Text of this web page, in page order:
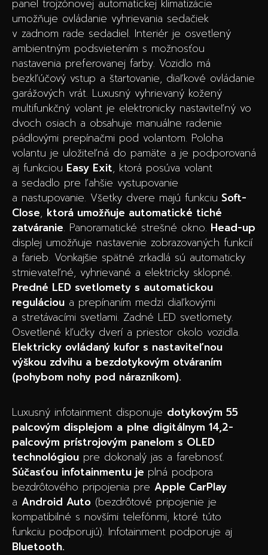
panel trojzónovej automatickej klimatizácie
umožňuje ovládanie vyhrievania sedačiek
v zadnom rade sedadiel. Interiér je osvetlený
ambientným podsvietením s možnosťou
nastavenia preferovanej farby. Vozidlo má
bezkľúčový vstup a štartovanie, diaľkové ovládanie
garážových vrát. Luxusný vyhrievaný kožený
multifunkčný volant je elektronicky nastaviteľný vo
dvoch osiach a obsahuje manuálne radenie
pádlovými prepínačmi pod volantom. Poloha
volantu je uložiteľná do pamäte a je podporovaná
aj funkciou Easy Exit, ktorá posúva volant
a sedadlo pre ľahšie vystupovanie
a nastupovanie. Všetky dvere majú funkciu Soft-
Close, ktorá umožňuje automatické tiché
zatváranie. Panoramatické strešné okno. Head-up
displej umožňuje nastavenie zobrazovaných funkcií
a farieb. Vonkajšie spätné zrkadlá sú automaticky
stmievateľné, vyhrievané a elektricky sklopné.
Predné LED svetlomety s automatickou
reguláciou a prepínaním medzi diaľkovými
a stretávacími svetlami. Zadné LED svetlomety.
Osvetlené kľučky dverí a priestor okolo vozidla.
Elektricky ovládaný kufor s nastaviteľnou
výškou zdvihu a bezdotykovým otváraním
(pohybom nohy pod nárazníkom).
Luxusný infotainment disponuje dotykovým 55
palcovým displejom a plne digitálnym 14,2-
palcovým prístrojovým panelom s OLED
technológiou pre dokonalý jas a farebnosť.
Súčasťou infotainmentu je plná podpora
bezdrôtového pripojenia pre Apple CarPlay
a Android Auto (bezdrôtové pripojenie je
kompatibilné s novšími telefónmi, ktoré túto
funkciu podporujú). Infotainment podporuje aj
Bluetooth.